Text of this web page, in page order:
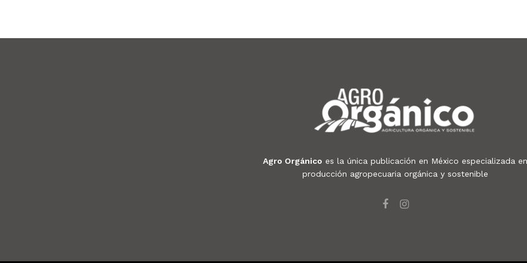
Agro Orgánico es la única publicación en México especializada en
producción agropecuaria orgánica y sostenible